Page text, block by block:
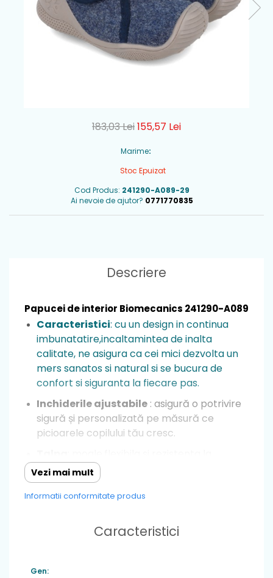
183,03 Lei155,57 Lei
Marime:
Stoc Epuizat
Cod Produs: 241290-A089-29
Ai nevoie de ajutor? 0771770835
Descriere
Papucei de interior Biomecanics 241290-A089
Caracteristici: cu un design in continua
imbunatatire,incaltamintea de inalta
calitate, ne asigura ca cei mici dezvolta un
mers sanatos si natural si se bucura de
confort si siguranta la fiecare pas.
Inchiderile ajustabile : asigură o potrivire
sigură și personalizată pe măsură ce
picioarele copilului tău cresc.
alunecare, îi permite copilului să exploreze
și să meargă cu încredere datorită
stabilității, astfel nu exista riscul ca cei mici
Fara arc plantar
Greutate
Vezi mai mult
Informatii conformitate produs
Caracteristici
Gen: